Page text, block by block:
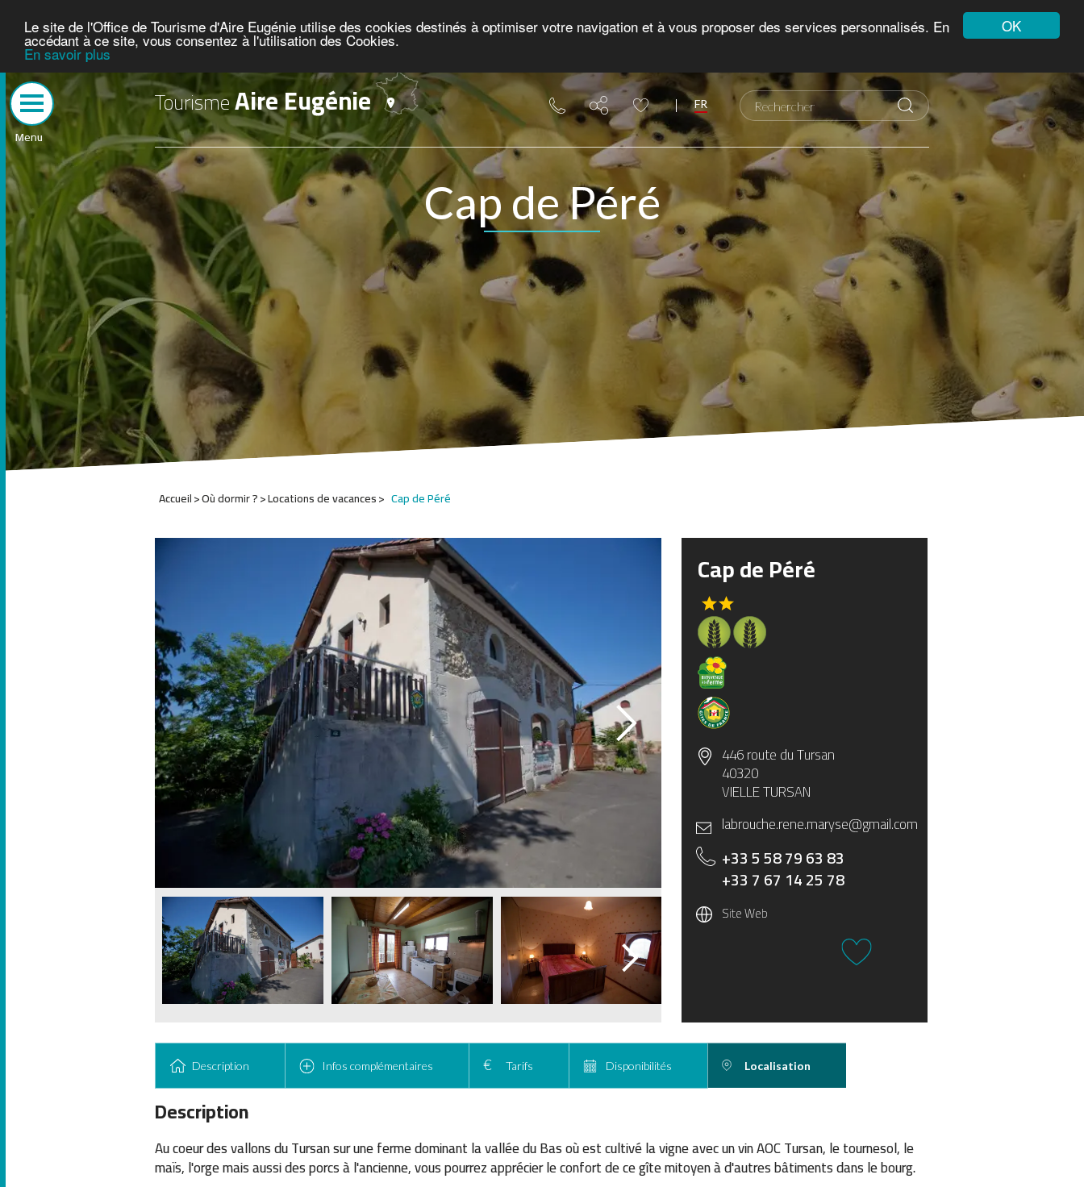
OK
Le site de l'Office de Tourisme d'Aire Eugénie utilise des cookies destinés à optimiser votre navigation et à vous proposer des services personnalisés. En
accédant à ce site, vous consentez à l'utilisation des Cookies.
En savoir plus
Menu
TourismeAire Eugénie FR
Cap de Péré
Accueil Où dormir ? Locations de vacances Cap de Péré
Cap de Péré
446 route du Tursan
40320
VIELLE TURSAN
labrouche.rene.maryse@gmail.com
+33 5 58 79 63 83
+33 7 67 14 25 78
Site Web
Description Infos complémentaires Tarifs Disponibilités Localisation
Description
Au coeur des vallons du Tursan sur une ferme dominant la vallée du Bas où est cultivé la vigne avec un vin AOC Tursan, le tournesol, le
maïs, l'orge mais aussi des porcs à l'ancienne, vous pourrez apprécier le confort de ce gîte mitoyen à d'autres bâtiments dans le bourg.